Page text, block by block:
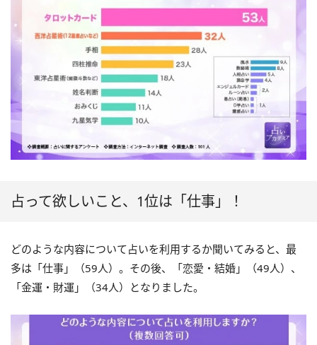
占って欲しいこと、1位は「仕事」！
どのような内容について占いを利用するか聞いてみると、最
多は「仕事」（59人）。その後、「恋愛・結婚」（49人）、
「金運・財運」（34人）となりました。